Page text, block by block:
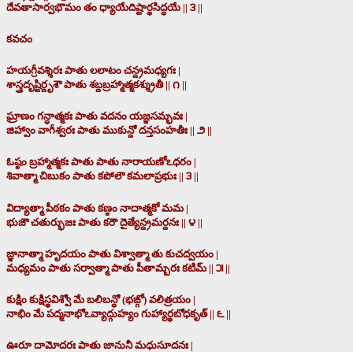
దేవతాసార్వభౌమం తం ధ్యాయేదిష్టార్థసిద్ధయే || ౩ ||
కవచం
హయగ్రీవశ్శిరః పాతు లలాటం చన్ద్రమధ్యగః |
శాస్త్రదృష్టిర్దృశౌ పాతు శబ్దబ్రహ్మాత్మకశ్శ్రుతీ || ౧ ||
ఘ్రాణం గన్ధాత్మకః పాతు వదనం యజ్ఞసమ్భవః |
జిహ్వాం వాగీశ్వరః పాతు ముకున్దో దన్తసంహతీః || ౨ ||
ఓష్ఠం బ్రహ్మాత్మకః పాతు పాతు నారాయణోఽధరం |
శివాత్మా చిబుకం పాతు కపోలౌ కమలాప్రభుః || ౩ ||
విద్యాత్మా పీఠకం పాతు కణ్ఠం నాదాత్మకో మమ |
భుజౌ చతుర్భుజః పాతు కరౌ దైత్యేన్ద్రమర్దనః || ౪ ||
జ్ఞానాత్మా హృదయం పాతు విశ్వాత్మా తు కుచద్వయం |
మధ్యమం పాతు సర్వాత్మా పాతు పీతామ్బరః కటిమ్ || ౫ ||
కుక్షిం కుక్షిస్థవిశ్వో మే బలిబన్ధో (భఙ్గో) వలిత్రయం |
నాభిం మే పద్మనాభోఽవ్యాద్గుహ్యం గుహ్యార్థబోధకృత్ || ౬ ||
ఊరూ దామోదరః పాతు జానునీ మధుసూదనః |